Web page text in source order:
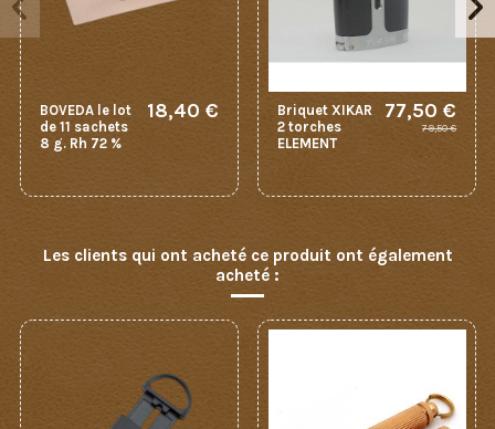
BOVEDA le lot
de 11 sachets
8 g. Rh 72 %
18,40 €
Briquet XIKAR
2 torches
ELEMENT
77,50 €
79,50 €
Les clients qui ont acheté ce produit ont également
acheté :